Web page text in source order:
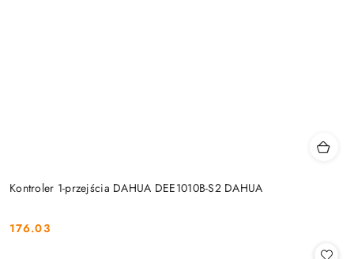
Kontroler 1-przejścia DAHUA DEE1010B-S2 DAHUA
Cena:
176.03